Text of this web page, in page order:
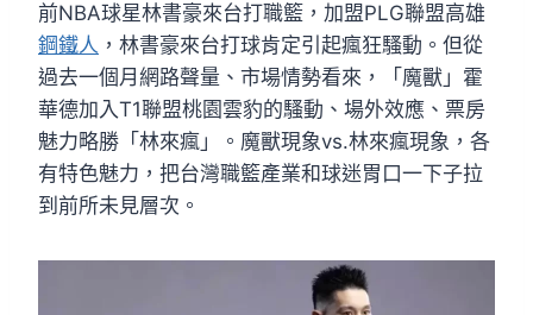
前NBA球星林書豪來台打職籃，加盟PLG聯盟高雄
鋼鐵人 ，林書豪來台打球肯定引起瘋狂騷動。但從
過去一個月網路聲量、市場情勢看來，「魔獸」霍
華德加入T1聯盟桃園雲豹的騷動、場外效應、票房
魅力略勝「林來瘋」。魔獸現象vs.林來瘋現象，各
有特色魅力，把台灣職籃產業和球迷胃口一下子拉
到前所未見層次。